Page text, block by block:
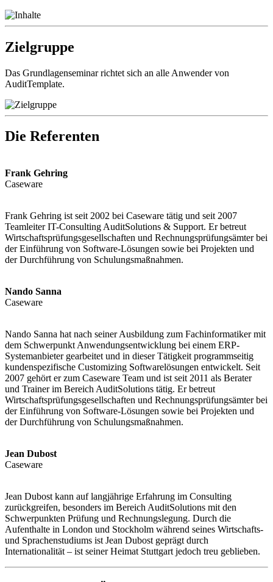
Zielgruppe
Das Grundlagenseminar richtet sich an alle Anwender von
AuditTemplate.
Die Referenten
Frank Gehring
Caseware
Frank Gehring ist seit 2002 bei Caseware tätig und seit 2007
Teamleiter IT-Consulting AuditSolutions & Support. Er betreut
Wirtschaftsprüfungsgesellschaften und Rechnungsprüfungsämter bei
der Einführung von Software-Lösungen sowie bei Projekten und
der Durchführung von Schulungsmaßnahmen.
Nando Sanna
Caseware
Nando Sanna hat nach seiner Ausbildung zum Fachinformatiker mit
dem Schwerpunkt Anwendungsentwicklung bei einem ERP-
Systemanbieter gearbeitet und in dieser Tätigkeit programmseitig
kundenspezifische Customizing Softwarelösungen entwickelt. Seit
2007 gehört er zum Caseware Team und ist seit 2011 als Berater
und Trainer im Bereich AuditSolutions tätig. Er betreut
Wirtschaftsprüfungsgesellschaften und Rechnungsprüfungsämter bei
der Einführung von Software-Lösungen sowie bei Projekten und
der Durchführung von Schulungsmaßnahmen.
Jean Dubost
Caseware
Jean Dubost kann auf langjährige Erfahrung im Consulting
zurückgreifen, besonders im Bereich AuditSolutions mit den
Schwerpunkten Prüfung und Rechnungslegung. Durch die
Aufenthalte in London und Stockholm während seines Wirtschafts-
und Sprachenstudiums ist Jean Dubost geprägt durch
Internationalität – ist seiner Heimat Stuttgart jedoch treu geblieben.